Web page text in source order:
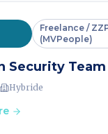
Freelance /
(MVPeople)
Security Team
Hybride